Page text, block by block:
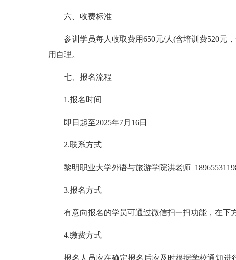
六、收费标准
参训学员每人收取费用650元/人(含培训费520元，
用自理。
七、报名流程
1.报名时间
即日起至2025年7月16日
2.联系方式
黎明职业大学外语与旅游学院洪老师
3.报名方式
有意向报名的学员可通过微信扫一扫功能，在下
4.缴费方式
报名人员应在确定报名后应及时根据学校通知进